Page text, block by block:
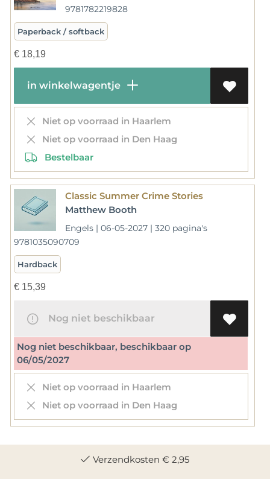
9781782219828
Paperback / softback
€18,19
in winkelwagentje
Niet op voorraad in Haarlem
Niet op voorraad in Den Haag
Bestelbaar
Classic Summer Crime Stories
Matthew Booth
Engels | 06-05-2027 | 320 pagina's
9781035090709
Hardback
€15,39
Nog niet beschikbaar
Nog niet beschikbaar, beschikbaar op
06/05/2027
Niet op voorraad in Haarlem
Niet op voorraad in Den Haag
Verzendkosten € 2,95